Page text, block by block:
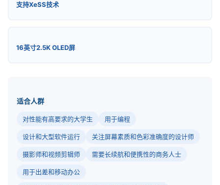
支持XeSS技术
16英寸2.5K OLED屏
适合人群
对性能有高要求的大学生 用于编程
设计和大型软件运行 关注屏幕素质和色彩准确度的设计师
摄影师和视频剪辑师 需要长续航和便携性的商务人士
用于出差和移动办公